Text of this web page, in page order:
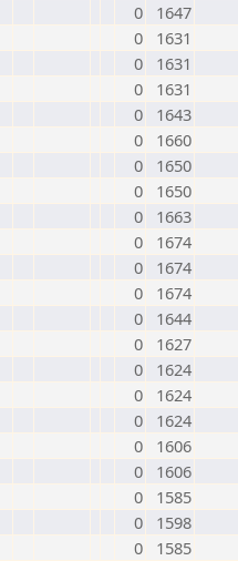
0
1647
0
1631
0
1631
0
1631
0
1643
0
1660
0
1650
0
1650
0
1663
0
1674
0
1674
0
1674
0
1644
0
1627
0
1624
0
1624
0
1624
0
1606
0
1606
0
1585
0
1598
0
1585